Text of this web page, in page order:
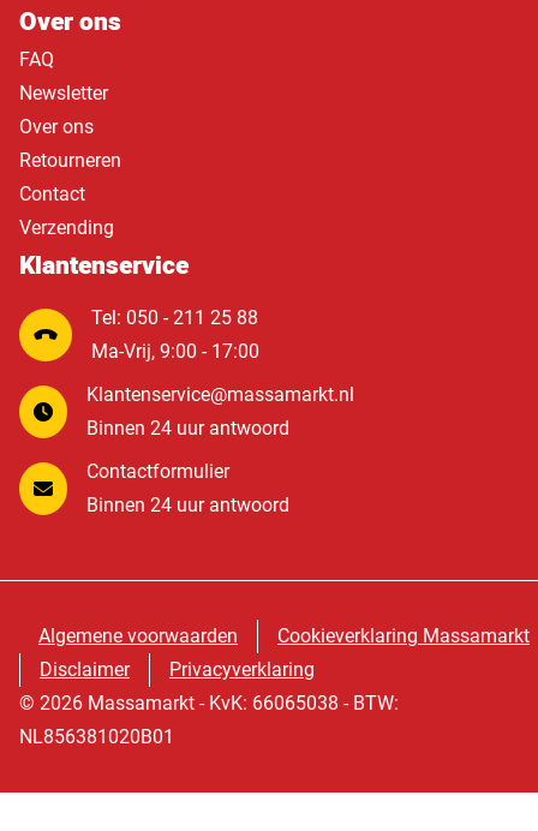
Over ons
FAQ
Newsletter
Over ons
Retourneren
Contact
Verzending
Klantenservice
Tel: 050 - 211 25 88
Ma-Vrij, 9:00 - 17:00
Klantenservice@massamarkt.nl
Binnen 24 uur antwoord
Contactformulier
Binnen 24 uur antwoord
Algemene voorwaarden
Cookieverklaring Massamarkt
Disclaimer
Privacyverklaring
© 2026 Massamarkt - KvK: 66065038 - BTW:
NL856381020B01